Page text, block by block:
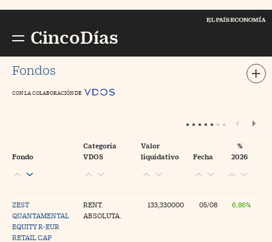
//foo
CincoDías
//foo
Dinero
Fondos
CON LA COLABORACIÓN DE
Fondo
Categoría
VDOS
Valor
liquidativo
Fecha
%
2026
ZEST
QUANTAMENTAL
EQUITY R-EUR
RETAIL CAP
RENT.
ABSOLUTA.
133,330000 05/08 6,86%